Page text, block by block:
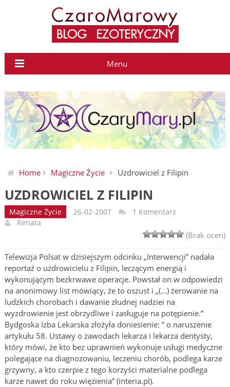
Menu
Home Magiczne Życie Uzdrowiciel z Filipin
UZDROWICIEL Z FILIPIN
Magiczne Życie 26-02-2007
1 Komentarz
Renata
(Brak ocen)
Telewizja Polsat w dzisiejszym odcinku „Interwencji” nadała
reportaż o uzdrowicielu z Filipin, leczącym energią i
wykonującym bezkrwawe operacje. Powstał on w odpowiedzi
na anonimowy list mówiący, że to oszust i „(…) żerowanie na
ludzkich chorobach i dawanie złudnej nadziei na
wyzdrowienie jest obrzydliwe i zasługuje na potępienie.”
Bydgoska Izba Lekarska złożyła doniesienie: ” o naruszenie
artykułu 58. Ustawy o zawodach lekarza i lekarza dentysty,
który mówi, że kto bez uprawnień wykonuje usługi medyczne
polegające na diagnozowaniu, leczeniu chorób, podlega karze
grzywny, a kto czerpie z tego korzyści materialne podlega
karze nawet do roku więzienia” (interia.pl).